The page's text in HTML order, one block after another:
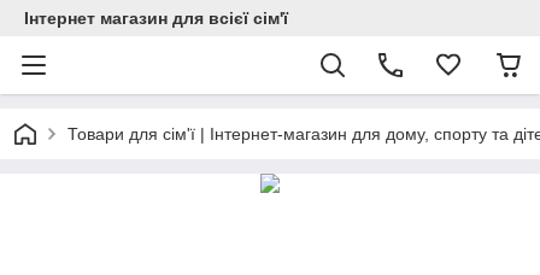
Інтернет магазин для всієї сім'ї
Товари для сім'ї | Інтернет-магазин для дому, спорту та